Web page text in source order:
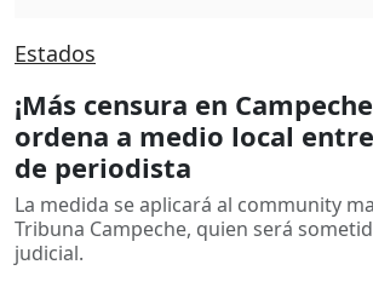
Estados
¡Más censura en
ordena a medio local
de periodista
La medida se aplicará al community
Tribuna Campeche, quien será
judicial.